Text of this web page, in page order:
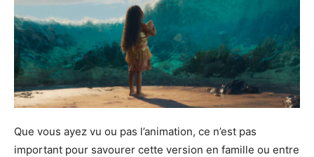
Que vous ayez vu ou pas l’animation, ce n’est pas
important pour savourer cette version en famille ou entre